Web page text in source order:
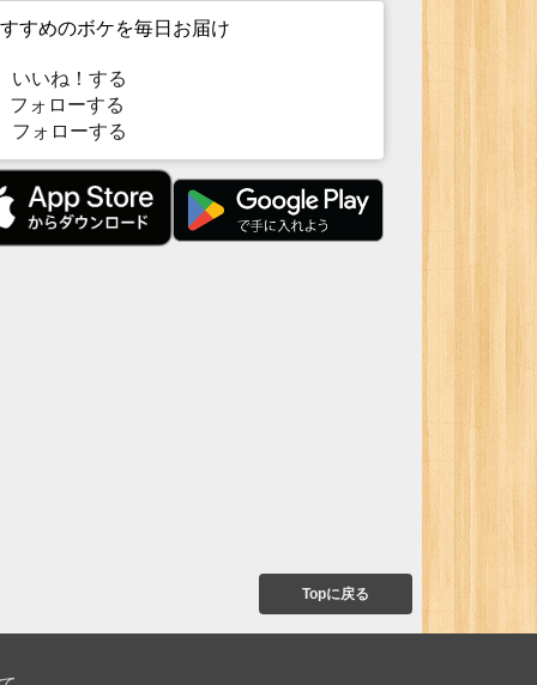
すめのボケを毎日お届け
いいね！する
ォローする
フォローする
Topに戻る